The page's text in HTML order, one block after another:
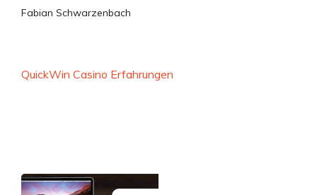
Fabian Schwarzenbach
QuickWin Casino Erfahrungen